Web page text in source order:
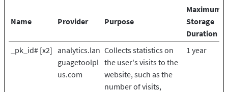
Name Provider Purpose
Maximum
Storage
Duration
_pk_id# [x2] analytics.lan
guagetoolpl
us.com
Collects statistics on
the user's visits to the
website, such as the
number of visits,
1 year